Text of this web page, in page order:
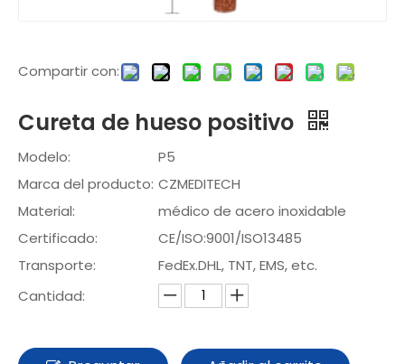
Compartir con:
Cureta de hueso positivo
Modelo:
P5
Marca del producto: CZMEDITECH
Material:
médico de acero inoxidable
Certificado:
CE/ISO:9001/ISO13485
Transporte:
FedEx.DHL, TNT, EMS, etc.
Cantidad: